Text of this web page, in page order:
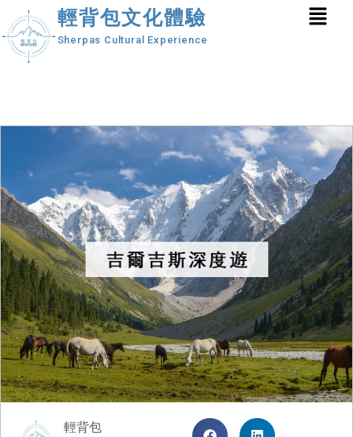
輕背包文化體驗
Sherpas Cultural Experience
輕背包